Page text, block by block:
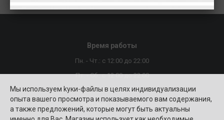
Время работы
Пн. - Чт.: с 12:00 до 22:00
Пт. - Сб.: с 12:00 до 22:00
Вск.: c 10:00 до 22:00
Сегодня: 12:00-22:00
Мы используем kуки-файлы в целях индивидуализации
опыта вашего просмотра и показываемого вам содержания,
а также предложений, которые могут быть актуальны